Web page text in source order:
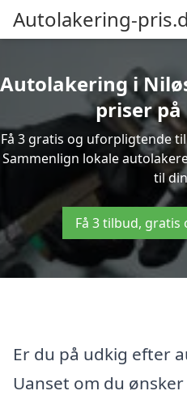
Autolakering-
Autolakering i
priser
Få 3 gratis og uforpligtende
Sammenlign lokale
til
Få 3 tilbud,
Er du på udkig efter
Uanset om du